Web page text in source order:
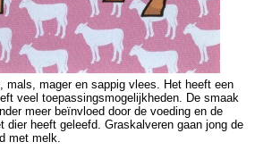
mals, mager en sappig vlees. Het heeft een
veel toepassingsmogelijkheden. De smaak
meer beïnvloed door de voeding en de
dier heeft geleefd. Graskalveren gaan jong de
met melk.